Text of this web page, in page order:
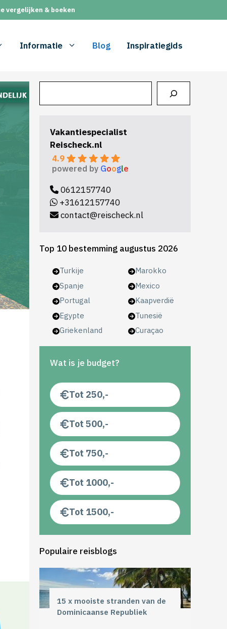
vergelijken & boeken
Informatie Blog Inspiratiegids
Vakantiespecialist
Reischeck.nl
4.9
powered by Google
0612157740
+31612157740
contact@reischeck.nl
Top 10 bestemming augustus 2026
Turkije
Spanje
Portugal
Egypte
Griekenland
Marokko
Mexico
Kaapverdië
Tunesië
Curaçao
Wat is je budget?
Tot 250,-
Tot 500,-
Tot 750,-
Tot 1000,-
Tot 1500,-
Populaire reisblogs
15 x mooiste stranden van de
Dominicaanse Republiek